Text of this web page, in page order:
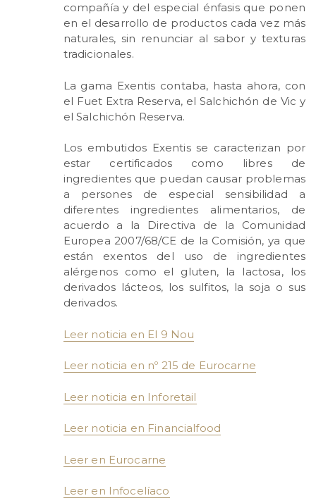
compañía y del especial énfasis que ponen
en el desarrollo de productos cada vez más
naturales, sin renunciar al sabor y texturas
tradicionales.
La gama Exentis contaba, hasta ahora, con
el Fuet Extra Reserva, el Salchichón de Vic y
el Salchichón Reserva.
Los embutidos Exentis se caracterizan por
estar certificados como libres de
ingredientes que puedan causar problemas
a persones de especial sensibilidad a
diferentes ingredientes alimentarios, de
acuerdo a la Directiva de la Comunidad
Europea 2007/68/CE de la Comisión, ya que
están exentos del uso de ingredientes
alérgenos como el gluten, la lactosa, los
derivados lácteos, los sulfitos, la soja o sus
derivados.
Leer noticia en El 9 Nou
Leer noticia en nº 215 de Eurocarne
Leer noticia en Inforetail
Leer noticia en Financialfood
Leer en Eurocarne
Leer en Infocelíaco